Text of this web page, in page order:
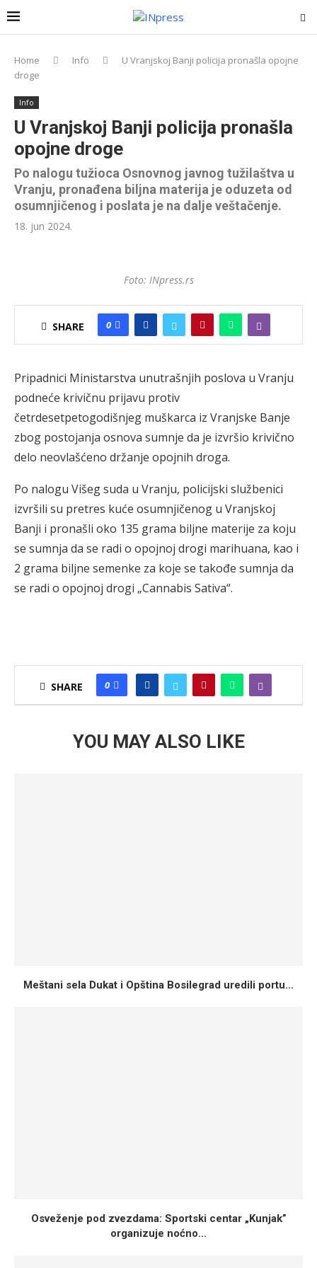
Home Info
U Vranjskoj Banji policija pronašla opojne
droge
Info
U Vranjskoj Banji policija pronašla
opojne droge
Po nalogu tužioca Osnovnog javnog tužilaštva u
Vranju, pronađena biljna materija je oduzeta od
osumnjičenog i poslata je na dalje veštačenje.
18. jun 2024.
Foto: INpress.rs
SHARE 0
Pripadnici Ministarstva unutrašnjih poslova u Vranju
podneće krivičnu prijavu protiv
četrdesetpetogodišnjeg muškarca iz Vranjske Banje
zbog postojanja osnova sumnje da je izvršio krivično
delo neovlašćeno držanje opojnih droga.
Po nalogu Višeg suda u Vranju, policijski službenici
izvršili su pretres kuće osumnjičenog u Vranjskoj
Banji i pronašli oko 135 grama biljne materije za koju
se sumnja da se radi o opojnoj drogi marihuana, kao i
2 grama biljne semenke za koje se takođe sumnja da
se radi o opojnoj drogi „Cannabis Sativa“.
SHARE 0
YOU MAY ALSO LIKE
Meštani sela Dukat i Opština Bosilegrad uredili portu...
Osveženje pod zvezdama: Sportski centar „Kunjak”
organizuje noćno...